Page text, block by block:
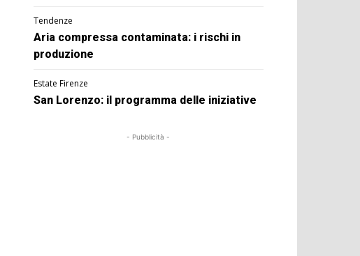
Tendenze
Aria compressa contaminata: i rischi in
produzione
Estate Firenze
San Lorenzo: il programma delle iniziative
- Pubblicità -